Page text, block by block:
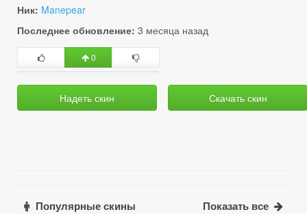
Ник: Manepear
Последнее обновление: 3 месяца назад
0
Надеть скин Скачать скин
Популярные скины Показать все